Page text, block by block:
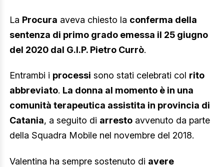
La Procura aveva chiesto la conferma della
sentenza di primo grado emessa il 25 giugno
del 2020 dal G.I.P. Pietro Currò.
Entrambi i processi sono stati celebrati col rito
abbreviato. La donna al momento è in una
comunità terapeutica assistita in provincia di
Catania, a seguito di arresto avvenuto da parte
della Squadra Mobile nel novembre del 2018.
Valentina ha sempre sostenuto di avere